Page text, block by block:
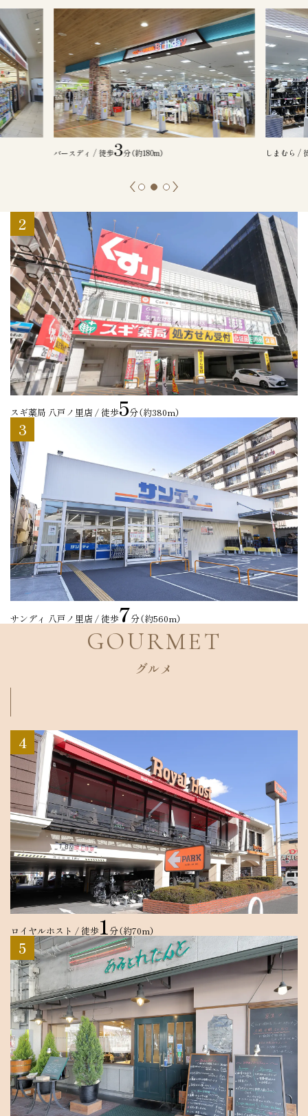
しまむら / 徒歩3分（約180m） ココカラフ
2
スギ薬局 八戸ノ里店 / 徒歩5分（約380m）
3
サンディ 八戸ノ里店 / 徒歩7分（約560m）
GOURMET
グルメ
4
ロイヤルホスト / 徒歩1 分（約70m）
5